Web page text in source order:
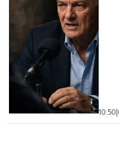
10:50|